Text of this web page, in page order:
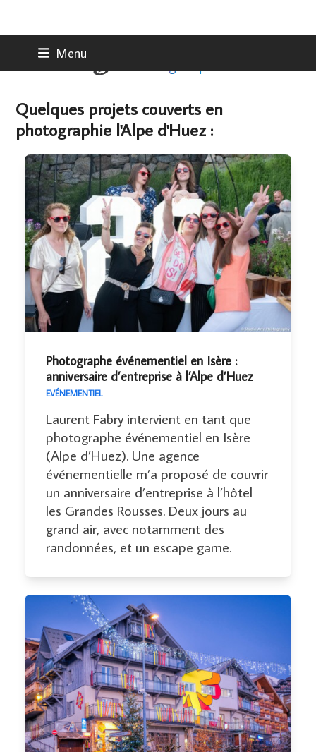
Menu
Quelques projets couverts en
photographie l'Alpe d'Huez :
Photographe événementiel en Isère :
anniversaire d’entreprise à l’Alpe d’Huez
EVÉNEMENTIEL
Laurent Fabry intervient en tant que
photographe événementiel en Isère
(Alpe d’Huez). Une agence
événementielle m’a proposé de couvrir
un anniversaire d’entreprise à l’hôtel
les Grandes Rousses. Deux jours au
grand air, avec notamment des
randonnées, et un escape game.